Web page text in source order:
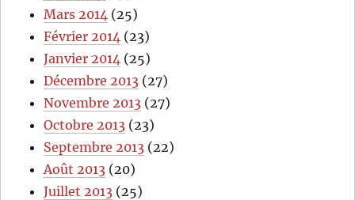
Mars 2014 (25)
Février 2014 (23)
Janvier 2014 (25)
Décembre 2013 (27)
Novembre 2013 (27)
Octobre 2013 (23)
Septembre 2013 (22)
Août 2013 (20)
Juillet 2013 (25)